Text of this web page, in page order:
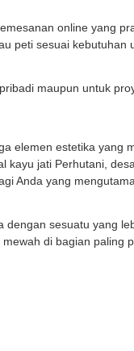
online yang
peti sesuai kebutuhan
maupun untuk
elemen estetika yang
kayu jati Perhutani,
Anda yang
sesuatu yang
di bagian paling